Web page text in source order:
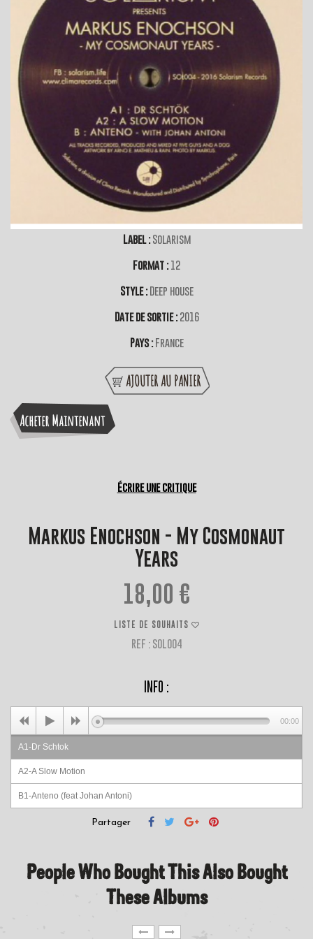
Label :Solarism
Format :12
Style :Deep house
Date de sortie :2016
Pays :France
AJOUTER AU PANIER
Acheter Maintenant
Écrire une critique
Markus Enochson - My Cosmonaut
Years
18,00 €
LISTE DE SOUHAITS
REF : SOL004
INFO :
A1-Dr Schtok
A2-A Slow Motion
B1-Anteno (feat Johan Antoni)
00:00
Partager
People Who Bought This Also Bought
These Albums